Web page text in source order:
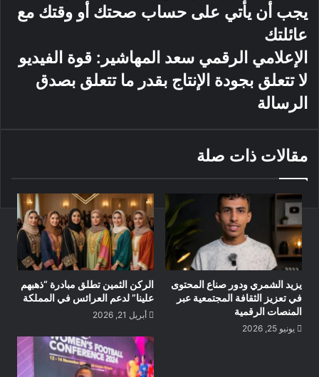
وساهم بث الأغنية عبر هذه القنوات في تعزيز انتشارها محليًا، لتصل
إلى جمهور أوسع خارج نطاق المنصات الرقمية، خاصة في أوساط
محبي الطرب العراقي الكلاسيكي.
يجب أن يأتي على حساب صحتك أو وقتك مع
عائلتك
الإعلامي الرقمي سعد المهاشير: قوة الفيديو
لا تتعلق بجودة الإنتاج بقدر ما تتعلق بصدق
الرسالة
مقالات ذات صلة
يزيد الشمري ودور صناع المحتوى
في تعزيز الثقافة المجتمعية عبر
المنصات الرقمية
يونيو 25, 2026
الركن الثمين تطلق مبادرة “ذهبهم
علينا” لدعم العرائس في المملكة
أبريل 21, 2026